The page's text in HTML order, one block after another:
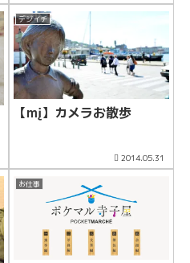
デジイチ
【mį】カメラお散歩
2014.05.31
お仕事